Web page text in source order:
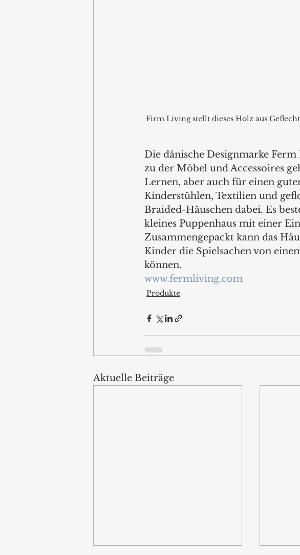
Firm Living stellt dieses Holz aus
Die dänische Designmarke
zu der Möbel und Accessoires
Lernen, aber auch für einen
Kinderstühlen, Textilien und
Braided-Häuschen dabei. Es
kleines Puppenhaus mit einer
Zusammengepackt kann das
Kinder die Spielsachen von
können.
www.fermliving.com
Produkte
Aktuelle Beiträge